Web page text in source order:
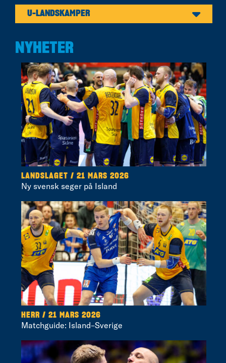
U-LANDSKAMPER
NYHETER
LANDSLAGET / 21 MARS 2026
Ny svensk seger på Island
HERR / 21 MARS 2026
Matchguide: Island–Sverige